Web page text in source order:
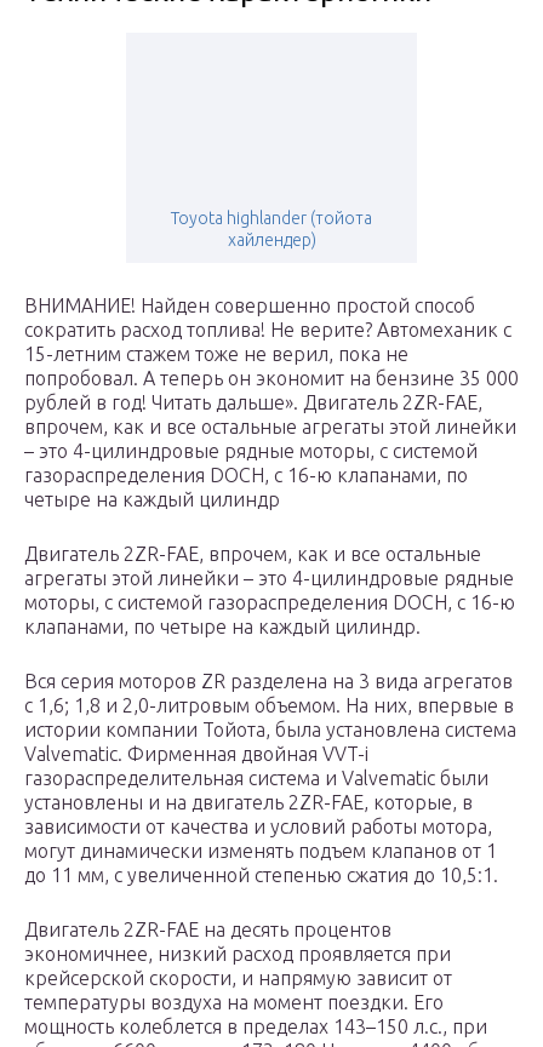
Toyota highlander (тойота
хайлендер)
ВНИМАНИЕ! Найден совершенно простой способ
сократить расход топлива! Не верите? Автомеханик с
15-летним стажем тоже не верил, пока не
попробовал. А теперь он экономит на бензине 35 000
рублей в год! Читать дальше». Двигатель 2ZR-FAE,
впрочем, как и все остальные агрегаты этой линейки
– это 4-цилиндровые рядные моторы, с системой
газораспределения DOCH, с 16-ю клапанами, по
четыре на каждый цилиндр
Двигатель 2ZR-FAE, впрочем, как и все остальные
агрегаты этой линейки – это 4-цилиндровые рядные
моторы, с системой газораспределения DOCH, с 16-ю
клапанами, по четыре на каждый цилиндр.
Вся серия моторов ZR разделена на 3 вида агрегатов
с 1,6; 1,8 и 2,0-литровым объемом. На них, впервые в
истории компании Тойота, была установлена система
Valvematic. Фирменная двойная VVT-i
газораспределительная система и Valvematic были
установлены и на двигатель 2ZR-FAE, которые, в
зависимости от качества и условий работы мотора,
могут динамически изменять подъем клапанов от 1
до 11 мм, с увеличенной степенью сжатия до 10,5:1.
Двигатель 2ZR-FAE на десять процентов
экономичнее, низкий расход проявляется при
крейсерской скорости, и напрямую зависит от
температуры воздуха на момент поездки. Его
мощность колеблется в пределах 143–150 л.с., при